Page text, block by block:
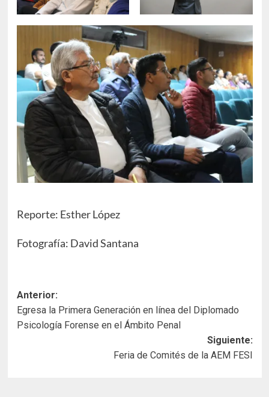
Reporte: Esther López
Fotografía: David Santana
Navegación
de
entradas
Anterior:
Egresa la Primera Generación en línea del Diplomado
Psicología Forense en el Ámbito Penal
Siguiente:
Feria de Comités de la AEM FESI